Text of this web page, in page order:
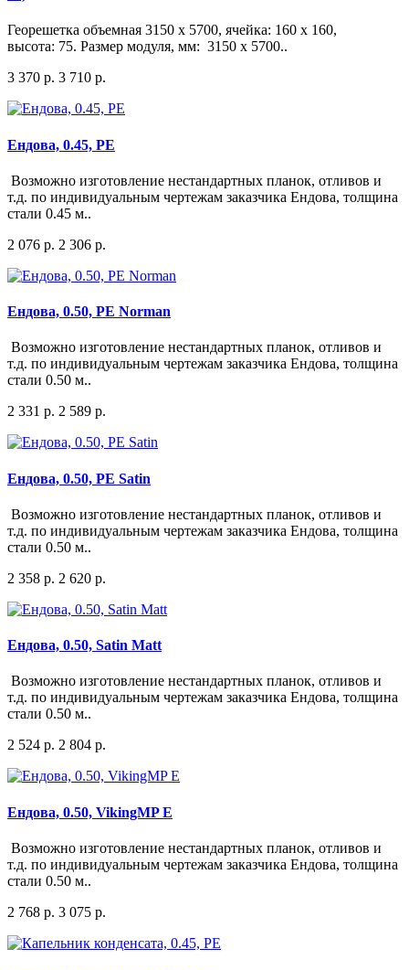
Георешетка объемная 3150 x 5700, ячейка: 160 x 160,
высота: 75. Размер модуля, мм: 3150 х 5700..
3 370 р. 3 710 р.
Ендова, 0.45, PE
Возможно изготовление нестандартных планок, отливов и
т.д. по индивидуальным чертежам заказчика Ендова, толщина
стали 0.45 м..
2 076 р. 2 306 р.
Ендова, 0.50, PE Norman
Возможно изготовление нестандартных планок, отливов и
т.д. по индивидуальным чертежам заказчика Ендова, толщина
стали 0.50 м..
2 331 р. 2 589 р.
Ендова, 0.50, PE Satin
Возможно изготовление нестандартных планок, отливов и
т.д. по индивидуальным чертежам заказчика Ендова, толщина
стали 0.50 м..
2 358 р. 2 620 р.
Ендова, 0.50, Satin Matt
Возможно изготовление нестандартных планок, отливов и
т.д. по индивидуальным чертежам заказчика Ендова, толщина
стали 0.50 м..
2 524 р. 2 804 р.
Ендова, 0.50, VikingMP E
Возможно изготовление нестандартных планок, отливов и
т.д. по индивидуальным чертежам заказчика Ендова, толщина
стали 0.50 м..
2 768 р. 3 075 р.